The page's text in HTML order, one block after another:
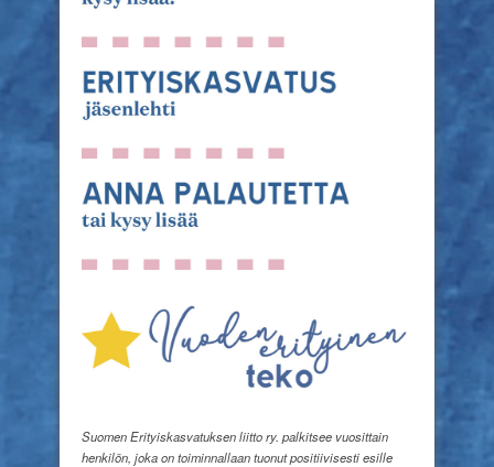
Suomen Erityiskasvatuksen liitto ry. palkitsee vuosittain
henkilön, joka on toiminnallaan tuonut positiivisesti esille